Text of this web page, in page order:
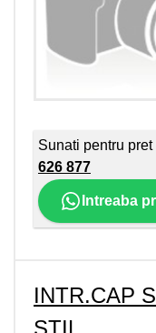
Sunati pentru
626 877
Intreaba
INTR.CAP
STIL